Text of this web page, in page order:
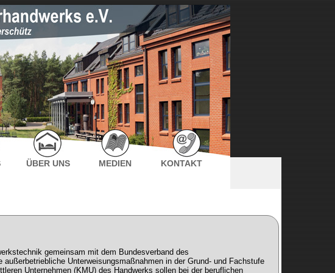
ÜBER UNS MEDIEN KONTAKT
gemeinsam mit dem Bundesverband des
Unterweisungsmaßnahmen in der Grund- und Fachstufe
Unternehmen (KMU) des Handwerks sollen bei der beruflichen